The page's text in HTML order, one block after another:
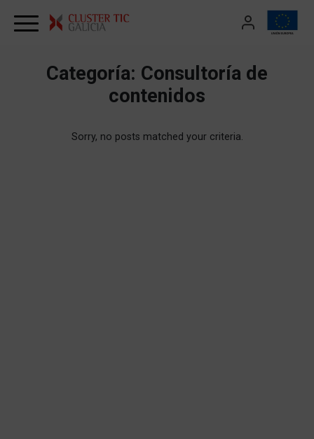
Categoría: Consultoría de
contenidos
Sorry, no posts matched your criteria.